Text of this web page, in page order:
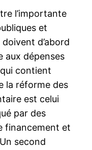
l’importante
et
d’abord
aux dépenses
contient
la réforme des
est celui
par des
financement et
second